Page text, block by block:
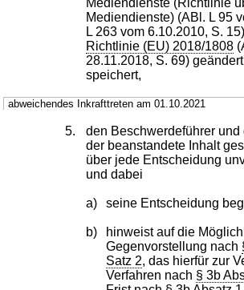
Mediendienste) (ABl. L 95
L 263 vom 6.10.2010, S.
Richtlinie (EU) 2018/1808
28.11.2018, S. 69)
speichert,
abweichendes Inkrafttreten am 01.10.2021
5.
den Beschwerdeführer und
der beanstandete Inhalt
über jede Entscheidung
und dabei
a) seine Entscheidung
b)
hinweist auf die
Gegenvorstellung nach
Satz 2, das hierfür zur
Verfahren nach § 3b